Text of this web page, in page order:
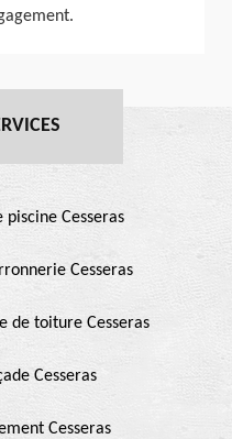
Cesseras
Cesseras
de toiture Cesseras
Cesseras
Cesseras